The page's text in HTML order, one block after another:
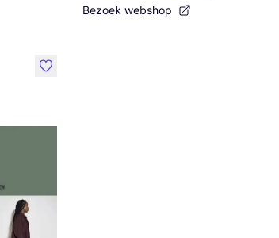
Bezoek webshop
like